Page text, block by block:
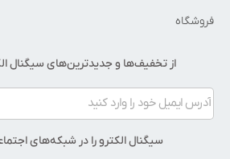
از تخفیف‌ها و جدیدترین‌های سیگنال
سیگنال الکترو را در شبکه‌های اجتماعی